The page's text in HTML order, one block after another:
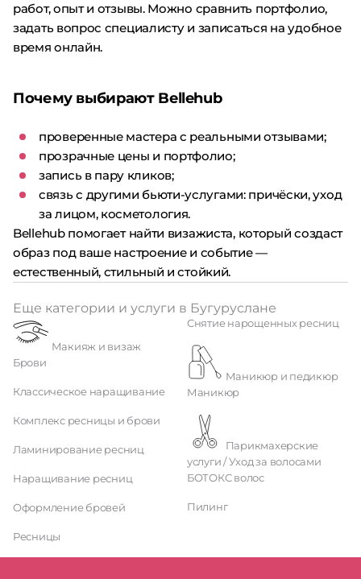
работ, опыт и отзывы. Можно сравнить портфолио,
задать вопрос специалисту и записаться на удобное
время онлайн.
Почему выбирают Bellehub
проверенные мастера с реальными отзывами;
прозрачные цены и портфолио;
запись в пару кликов;
связь с другими бьюти-услугами: причёски, уход
за лицом, косметология.
Bellehub помогает найти визажиста, который создаст
образ под ваше настроение и событие —
естественный, стильный и стойкий.
Еще категории и услуги в Бугуруслане
Макияж и визаж
Брови
Классическое наращивание
Комплекс ресницы и брови
Ламинирование ресниц
Наращивание ресниц
Оформление бровей
Ресницы
Снятие нарощенных ресниц
Маникюр и педикюр
Маникюр
услуги / Уход за волосами
БОТОКС волос
Пилинг